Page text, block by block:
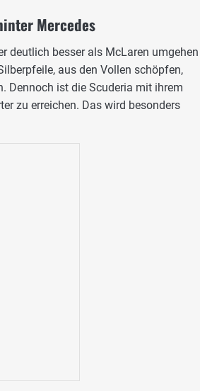
Mercedes
deutlich besser als McLaren umgehen
aus den Vollen schöpfen,
Dennoch ist die Scuderia mit ihrem
zu erreichen. Das wird besonders